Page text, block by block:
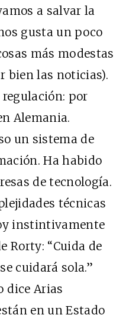
a salvar la
gusta un poco
más modestas
bien las noticias).
por
Alemania.
un sistema de
Ha habido
de tecnología.
técnicas
instintivamente
Rorty: “Cuida de
cuidará sola.”
dice Arias
en un Estado